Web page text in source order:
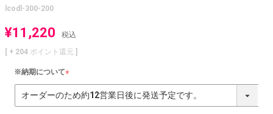
lcodl-300-200
¥11,220
税込
[ + 204 ポイント還元 ]
※納期について
(
必